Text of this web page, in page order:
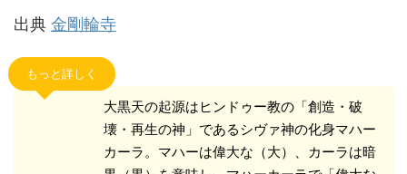
出典 金剛輪寺
もっと詳しく
大黒天の起源はヒンドゥー教の「創造・破
壊・再生の神」であるシヴァ神の化身マハー
カーラ。マハーは偉大な（大）、カーラは暗